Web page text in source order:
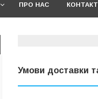
ПРО НАС
Умови доставки